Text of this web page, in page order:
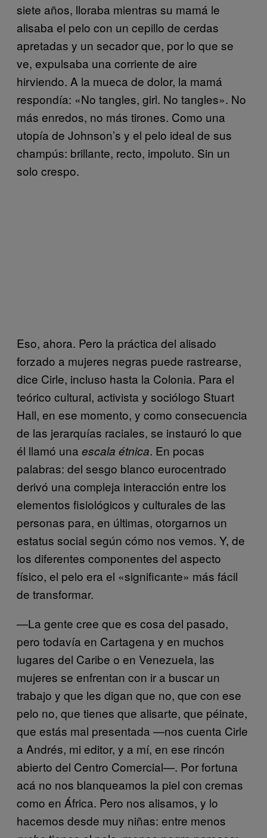
siete años, lloraba mientras su mamá le
alisaba el pelo con un cepillo de cerdas
apretadas y un secador que, por lo que se
ve, expulsaba una corriente de aire
hirviendo. A la mueca de dolor, la mamá
respondía: «No tangles, girl. No tangles». No
más enredos, no más tirones. Como una
utopía de Johnson’s y el pelo ideal de sus
champús: brillante, recto, impoluto. Sin un
solo crespo.
Eso, ahora. Pero la práctica del alisado
forzado a mujeres negras puede rastrearse,
dice Cirle, incluso hasta la Colonia. Para el
teórico cultural, activista y sociólogo Stuart
Hall, en ese momento, y como consecuencia
de las jerarquías raciales, se instauró lo que
él llamó una escala étnica. En pocas
palabras: del sesgo blanco eurocentrado
derivó una compleja interacción entre los
elementos fisiológicos y culturales de las
personas para, en últimas, otorgarnos un
estatus social según cómo nos vemos. Y, de
los diferentes componentes del aspecto
físico, el pelo era el «significante» más fácil
de transformar.
—La gente cree que es cosa del pasado,
pero todavía en Cartagena y en muchos
lugares del Caribe o en Venezuela, las
mujeres se enfrentan con ir a buscar un
trabajo y que les digan que no, que con ese
pelo no, que tienes que alisarte, que péinate,
que estás mal presentada —nos cuenta Cirle
a Andrés, mi editor, y a mí, en ese rincón
abierto del Centro Comercial—. Por fortuna
acá no nos blanqueamos la piel con cremas
como en África. Pero nos alisamos, y lo
hacemos desde muy niñas: entre menos